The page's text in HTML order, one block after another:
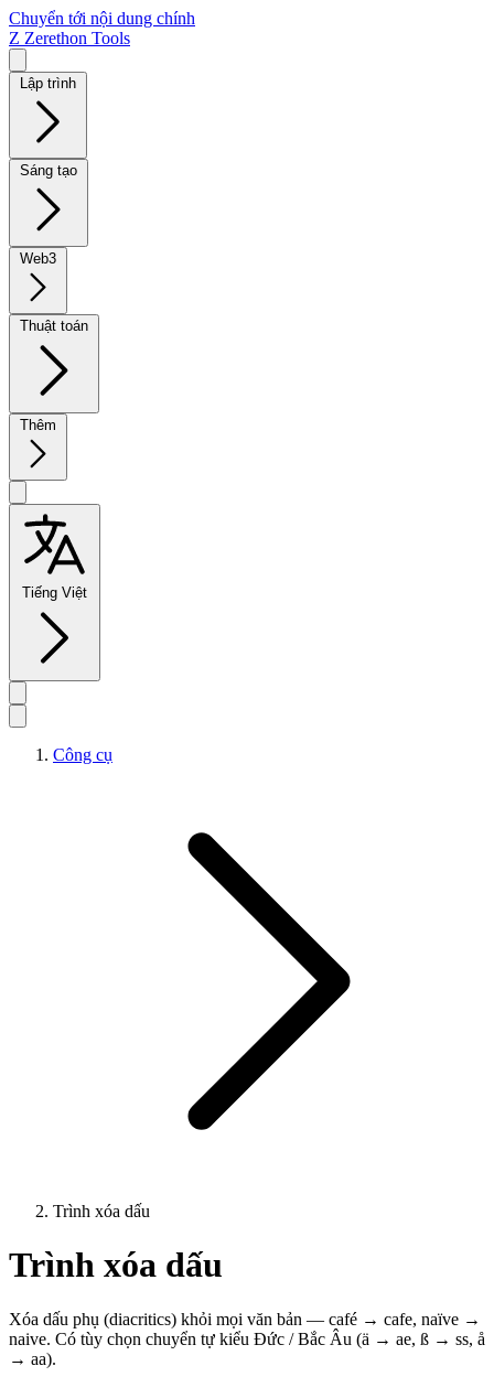
Chuyển tới nội dung chính
Z Zerethon Tools
Lập trình
Sáng tạo
Web3
Thuật toán
Thêm
Tiếng Việt
Công cụ
Trình xóa dấu
Trình xóa dấu
Xóa dấu phụ (diacritics) khỏi mọi văn bản — café → cafe, naïve →
naive. Có tùy chọn chuyển tự kiểu Đức / Bắc Âu (ä → ae, ß → ss, å
→ aa).